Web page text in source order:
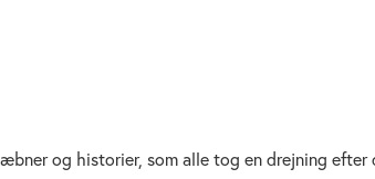
og historier, som alle tog en drejning efter